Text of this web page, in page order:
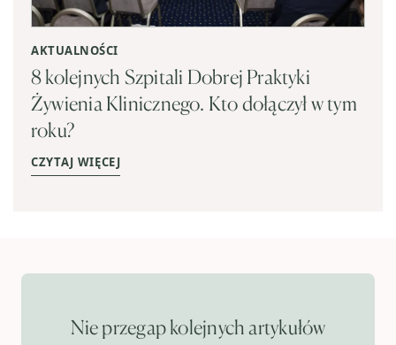
AKTUALNOŚCI
8 kolejnych Szpitali Dobrej Praktyki
Żywienia Klinicznego. Kto dołączył w tym
roku?
CZYTAJ WIĘCEJ
Nie przegap kolejnych artykułów